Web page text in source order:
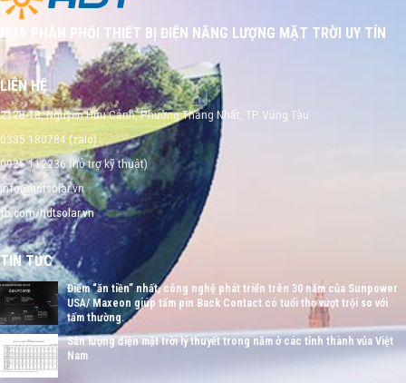
NHÀ PHÂN PHỐI THIẾT BỊ ĐIỆN NĂNG LƯỢNG MẶT TRỜI UY TÍN
LIÊN HỆ
212B-18, Nguyễn Hữu Cảnh, Phường Thắng Nhất, TP Vũng Tàu
0335 180784 (zalo)
0926 112236 (hỗ trợ kỹ thuật)
info@hdtsolar.vn
fb.com/hdtsolar.vn
TIN TỨC
Điểm “ăn tiền” nhất, công nghệ phát triển trên 30 năm của Sunpower
USA/ Maxeon giúp tấm pin Back Contact có tuổi thọ vượt trội so với
tấm thường.
Sản lượng điện mặt trời lý thuyết trong năm ở các tỉnh thành vủa Việt
Nam